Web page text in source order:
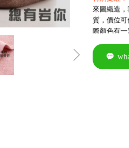
ꁇ
來圖織造
質，價位
際顏色有一
끁